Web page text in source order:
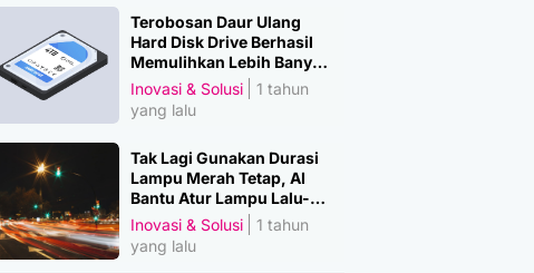
Terobosan Daur Ulang
Hard Disk Drive Berhasil
Memulihkan Lebih Banyak
Material Penting
Inovasi & Solusi
1 tahun
yang lalu
Tak Lagi Gunakan Durasi
Lampu Merah Tetap, AI
Bantu Atur Lampu Lalu-
Lintas
Inovasi & Solusi
1 tahun
yang lalu